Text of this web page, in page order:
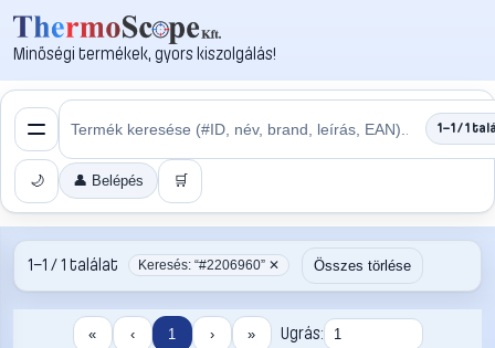
Minőségi termékek, gyors kiszolgálás!
1–1 / 1
🌙 👤 Belépés 🛒
1–1 / 1 találat Keresés: “#2206960” ✕ Összes törlése
« ‹ 1 › »
Ugrás: